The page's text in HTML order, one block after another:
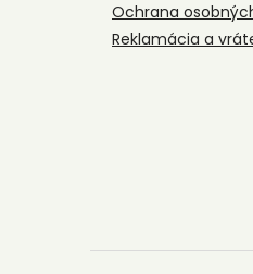
Ochrana
Reklamácia a